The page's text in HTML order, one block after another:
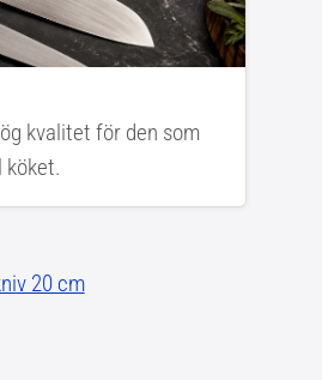
kvalitet för den som
köket.
20 cm